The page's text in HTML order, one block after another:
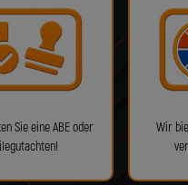
Sie eine ABE oder
Wir